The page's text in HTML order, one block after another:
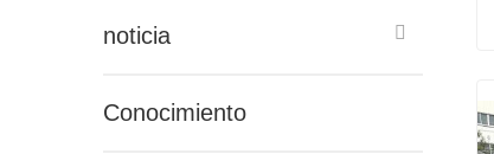
noticia
Conocimiento